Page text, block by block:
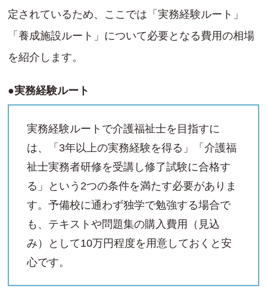
定されているため、ここでは「実務経験ルート」
「養成施設ルート」について必要となる費用の相場
を紹介します。
●実務経験ルート
実務経験ルートで介護福祉士を目指すに
は、「3年以上の実務経験を得る」「介護福
祉士実務者研修を受講し修了試験に合格す
る」という2つの条件を満たす必要がありま
す。予備校に通わず独学で勉強する場合で
も、テキストや問題集の購入費用（見込
み）として10万円程度を用意しておくと安
心です。